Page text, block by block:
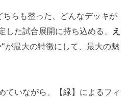
らも整った、どんなデッキが
た試合展開に持ち込める、 え
が最大の特徴にして、最大の魅
ていながら、【緑】によるフィ